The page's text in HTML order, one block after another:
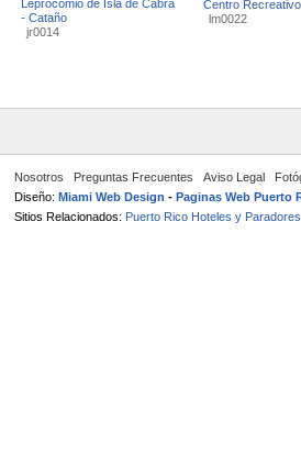
Leprocomio de Isla de Cabra
- Cataño
jr0014
Centro
lm0022
Nosotros Preguntas Frecuentes Aviso Legal
Diseño: Miami Web Design - Paginas Web Puerto
Sitios Relacionados: Puerto Rico Hoteles y Paradores